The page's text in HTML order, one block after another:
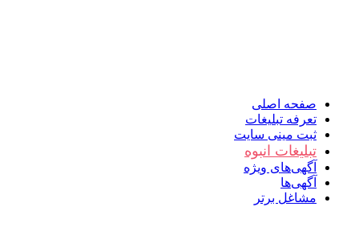
صفحه اصلی
تعرفه تبلیغات
ثبت مینی سایت
تبلیغات انبوه
آگهی‌های ویژه
آگهی‌ها
مشاغل برتر